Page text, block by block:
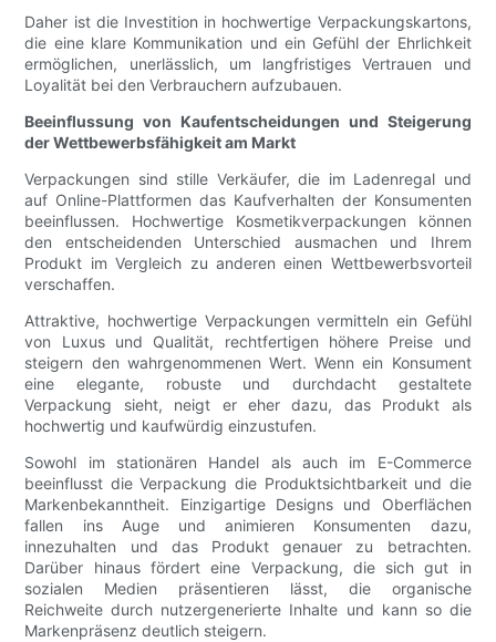
Daher ist die Investition in hochwertige Verpackungskartons,
die eine klare Kommunikation und ein Gefühl der Ehrlichkeit
ermöglichen, unerlässlich, um langfristiges Vertrauen und
Loyalität bei den Verbrauchern aufzubauen.
Beeinflussung von Kaufentscheidungen und Steigerung
der Wettbewerbsfähigkeit am Markt
Verpackungen sind stille Verkäufer, die im Ladenregal und
auf Online-Plattformen das Kaufverhalten der Konsumenten
beeinflussen. Hochwertige Kosmetikverpackungen können
den entscheidenden Unterschied ausmachen und Ihrem
Produkt im Vergleich zu anderen einen Wettbewerbsvorteil
verschaffen.
Attraktive, hochwertige Verpackungen vermitteln ein Gefühl
von Luxus und Qualität, rechtfertigen höhere Preise und
steigern den wahrgenommenen Wert. Wenn ein Konsument
eine elegante, robuste und durchdacht gestaltete
Verpackung sieht, neigt er eher dazu, das Produkt als
hochwertig und kaufwürdig einzustufen.
Sowohl im stationären Handel als auch im E-Commerce
beeinflusst die Verpackung die Produktsichtbarkeit und die
Markenbekanntheit. Einzigartige Designs und Oberflächen
fallen ins Auge und animieren Konsumenten dazu,
innezuhalten und das Produkt genauer zu betrachten.
Darüber hinaus fördert eine Verpackung, die sich gut in
sozialen Medien präsentieren lässt, die organische
Reichweite durch nutzergenerierte Inhalte und kann so die
Markenpräsenz deutlich steigern.